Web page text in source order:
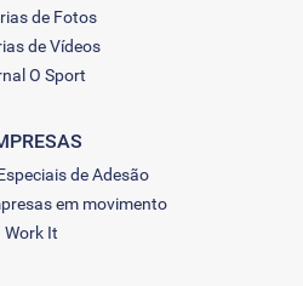
de Fotos
de Vídeos
O Sport
de Adesão
em movimento
Work It